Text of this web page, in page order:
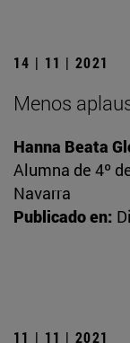
14 | 11 | 2021
Menos
Hanna Beata
Alumna de 4º
Navarra
Publicado en:
11 | 11 | 2021